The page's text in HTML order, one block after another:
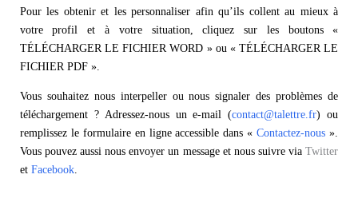
Pour les obtenir et les personnaliser afin qu’ils collent au mieux à
votre profil et à votre situation, cliquez sur les boutons «
TÉLÉCHARGER LE FICHIER WORD » ou « TÉLÉCHARGER LE
FICHIER PDF ».
Vous souhaitez nous interpeller ou nous signaler des problèmes de
téléchargement ? Adressez-nous un e-mail (contact@talettre.fr) ou
remplissez le formulaire en ligne accessible dans « Contactez-nous ».
Vous pouvez aussi nous envoyer un message et nous suivre via Twitter
et Facebook.